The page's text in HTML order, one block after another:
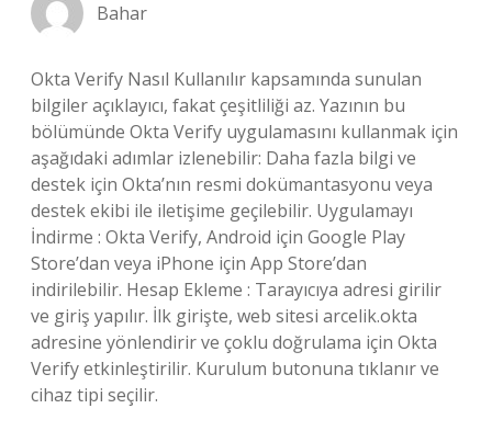
Bahar
Okta Verify Nasıl Kullanılır kapsamında sunulan
bilgiler açıklayıcı, fakat çeşitliliği az. Yazının bu
bölümünde Okta Verify uygulamasını kullanmak için
aşağıdaki adımlar izlenebilir: Daha fazla bilgi ve
destek için Okta’nın resmi dokümantasyonu veya
destek ekibi ile iletişime geçilebilir. Uygulamayı
İndirme : Okta Verify, Android için Google Play
Store’dan veya iPhone için App Store’dan
indirilebilir. Hesap Ekleme : Tarayıcıya adresi girilir
ve giriş yapılır. İlk girişte, web sitesi arcelik.okta
adresine yönlendirir ve çoklu doğrulama için Okta
Verify etkinleştirilir. Kurulum butonuna tıklanır ve
cihaz tipi seçilir.